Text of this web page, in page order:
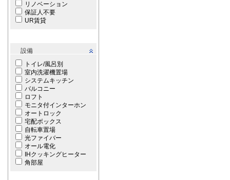
リノベーション
保証人不要
UR賃貸
設備
トイレ/風呂別
室内洗濯機置場
システムキッチン
バルコニー
ロフト
モニタ付インターホン
オートロック
宅配ボックス
自転車置場
光ファイバー
オール電化
IHクッキングヒーター
角部屋